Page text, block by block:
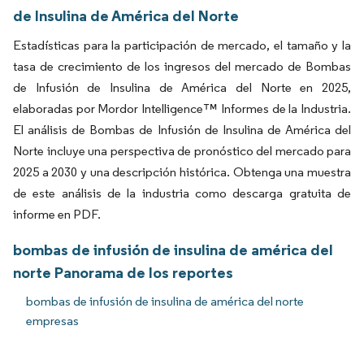
de Insulina de América del Norte
Estadísticas para la participación de mercado, el tamaño y la
tasa de crecimiento de los ingresos del mercado de Bombas
de Infusión de Insulina de América del Norte en 2025,
elaboradas por Mordor Intelligence™ Informes de la Industria.
El análisis de Bombas de Infusión de Insulina de América del
Norte incluye una perspectiva de pronóstico del mercado para
2025 a 2030 y una descripción histórica. Obtenga una muestra
de este análisis de la industria como descarga gratuita de
informe en PDF.
bombas de infusión de insulina de américa del
norte Panorama de los reportes
bombas de infusión de insulina de américa del norte
empresas